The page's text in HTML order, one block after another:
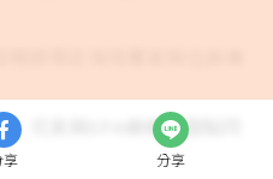
花束與SPA療癒、甜點同
享 分享